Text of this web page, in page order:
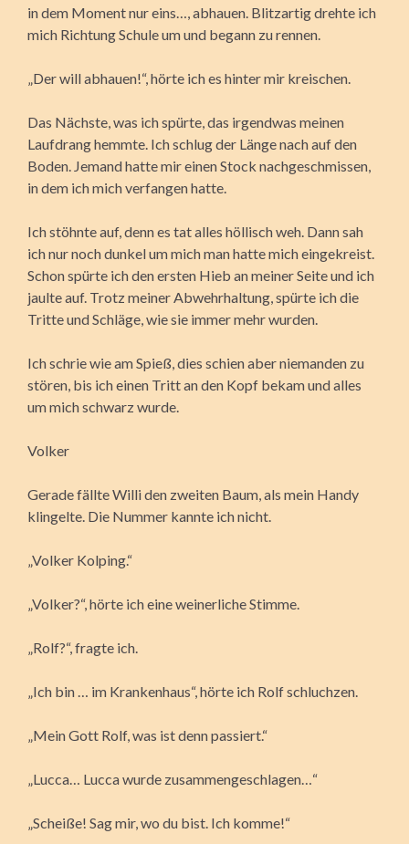
in dem Moment nur eins…, abhauen. Blitzartig drehte ich
mich Richtung Schule um und begann zu rennen.
„Der will abhauen!“, hörte ich es hinter mir kreischen.
Das Nächste, was ich spürte, das irgendwas meinen
Laufdrang hemmte. Ich schlug der Länge nach auf den
Boden. Jemand hatte mir einen Stock nachgeschmissen,
in dem ich mich verfangen hatte.
Ich stöhnte auf, denn es tat alles höllisch weh. Dann sah
ich nur noch dunkel um mich man hatte mich eingekreist.
Schon spürte ich den ersten Hieb an meiner Seite und ich
jaulte auf. Trotz meiner Abwehrhaltung, spürte ich die
Tritte und Schläge, wie sie immer mehr wurden.
Ich schrie wie am Spieß, dies schien aber niemanden zu
stören, bis ich einen Tritt an den Kopf bekam und alles
um mich schwarz wurde.
Volker
Gerade fällte Willi den zweiten Baum, als mein Handy
klingelte. Die Nummer kannte ich nicht.
„Volker Kolping.“
„Volker?“, hörte ich eine weinerliche Stimme.
„Rolf?“, fragte ich.
„Ich bin … im Krankenhaus“, hörte ich Rolf schluchzen.
„Mein Gott Rolf, was ist denn passiert.“
„Lucca… Lucca wurde zusammengeschlagen…“
„Scheiße! Sag mir, wo du bist. Ich komme!“